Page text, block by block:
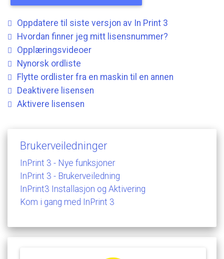
Oppdatere til siste versjon av In Print 3
Hvordan finner jeg mitt lisensnummer?
Opplæringsvideoer
Nynorsk ordliste
Flytte ordlister fra en maskin til en annen
Deaktivere lisensen
Aktivere lisensen
Brukerveiledninger
InPrint 3 - Nye funksjoner
InPrint 3 - Brukerveiledning
InPrint3 Installasjon og Aktivering
Kom i gang med InPrint 3